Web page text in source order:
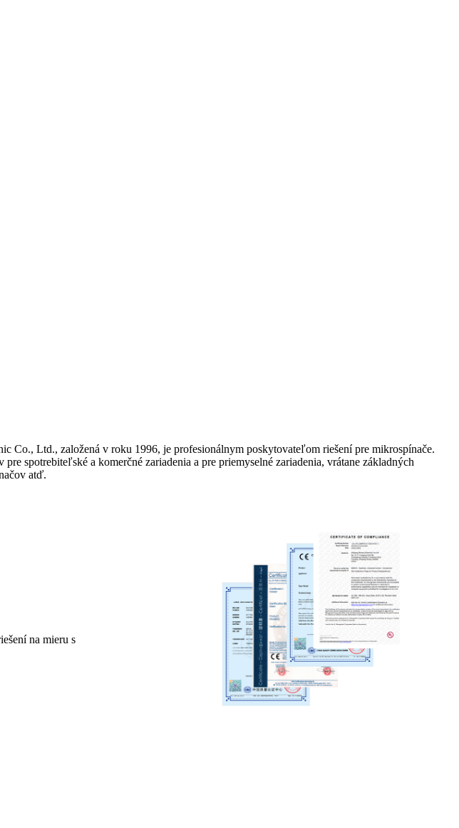
Co., Ltd., založená v roku 1996, je profesionálnym poskytovateľom riešení pre mikrospínače.
pre spotrebiteľské a komerčné zariadenia a pre priemyselné zariadenia, vrátane základných
atď.
na mieru s